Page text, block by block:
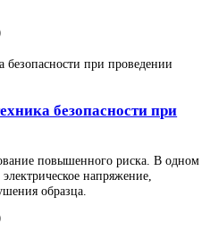
арматуры: методы
нужны для одного —
давление, не пропускает
риск для трубопроводных